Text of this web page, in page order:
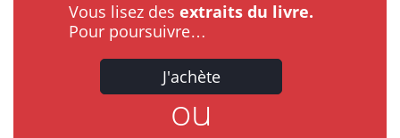
Vous lisez des extraits du livre.
Pour poursuivre…
J'achète
ou